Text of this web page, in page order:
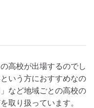
高校が出場するのでし
いう方におすすめなの
など地域ごとの高校の
取り扱っています。